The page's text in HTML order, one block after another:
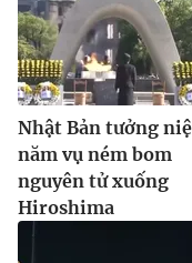
Ðiện thoại Thời báo
Email:
toasoan@vtv.vn
Liên hệ quảng cáo:
Nhật Bản tưởng
năm vụ ném bom
nguyên tử xuống
Hiroshima